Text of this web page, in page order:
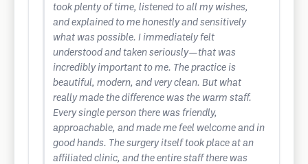
took plenty of time, listened to all my wishes,
and explained to me honestly and sensitively
what was possible. I immediately felt
understood and taken seriously—that was
incredibly important to me. The practice is
beautiful, modern, and very clean. But what
really made the difference was the warm staff.
Every single person there was friendly,
approachable, and made me feel welcome and in
good hands. The surgery itself took place at an
affiliated clinic, and the entire staff there was